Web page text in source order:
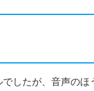
したが、音声の